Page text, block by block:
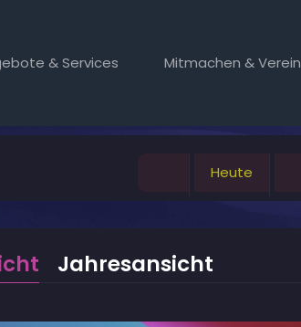
& Services Mitmachen & Verein
Heute
Jahresansicht